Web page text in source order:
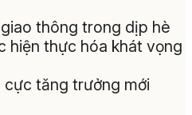
giao thông trong dịp hè
hiện thực hóa khát vọng
cực tăng trưởng mới